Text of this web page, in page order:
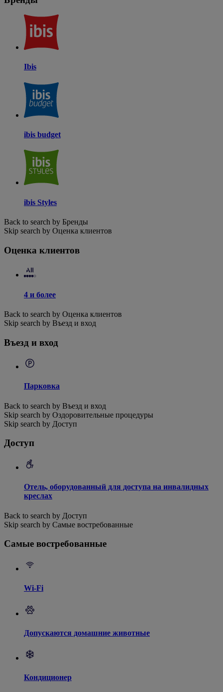
Ibis
ibis budget
ibis Styles
Back to search by Бренды
Skip search by Оценка клиентов
Оценка клиентов
4 и более
Back to search by Оценка клиентов
Skip search by Въезд и вход
Въезд и вход
Парковка
Back to search by Въезд и вход
Skip search by Оздоровительные процедуры
Skip search by Доступ
Доступ
Отель, оборудованный для доступа на инвалидных
креслах
Back to search by Доступ
Skip search by Самые востребованные
Самые востребованные
Wi-Fi
Допускаются домашние животные
Кондиционер